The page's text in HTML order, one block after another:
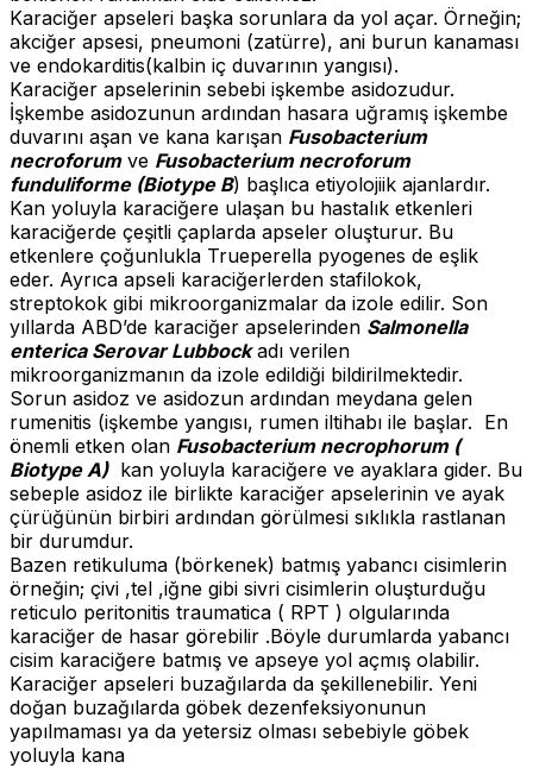
Karaciğer apseleri başka sorunlara da yol açar. Örneğin;
akciğer apsesi, pneumoni (zatürre), ani burun kanaması
ve endokarditis(kalbin iç duvarının yangısı).
Karaciğer apselerinin sebebi işkembe asidozudur.
İşkembe asidozunun ardından hasara uğramış işkembe
duvarını aşan ve kana karışan Fusobacterium
necroforumve Fusobacterium necroforum
funduliforme (Biotype B) başlıca etiyolojiik ajanlardır.
Kan yoluyla karaciğere ulaşan bu hastalık etkenleri
karaciğerde çeşitli çaplarda apseler oluşturur. Bu
etkenlere çoğunlukla Trueperella pyogenes de eşlik
eder. Ayrıca apseli karaciğerlerden stafilokok,
streptokok gibi mikroorganizmalar da izole edilir. Son
yıllarda ABD’de karaciğer apselerinden Salmonella
enterica Serovar Lubbockadı verilen
mikroorganizmanın da izole edildiği bildirilmektedir.
Sorun asidoz ve asidozun ardından meydana gelen
rumenitis (işkembe yangısı, rumen iltihabı ile başlar. En
önemli etken olan Fusobacterium necrophorum (
Biotype A)kan yoluyla karaciğere ve ayaklara gider. Bu
sebeple asidoz ile birlikte karaciğer apselerinin ve ayak
çürüğünün birbiri ardından görülmesi sıklıkla rastlanan
bir durumdur.
Bazen retikuluma (börkenek) batmış yabancı cisimlerin
örneğin; çivi ,tel ,iğne gibi sivri cisimlerin oluşturduğu
reticulo peritonitis traumatica ( RPT ) olgularında
karaciğer de hasar görebilir .Böyle durumlarda yabancı
cisim karaciğere batmış ve apseye yol açmış olabilir.
Karaciğer apseleri buzağılarda da şekillenebilir. Yeni
doğan buzağılarda göbek dezenfeksiyonunun
yapılmaması ya da yetersiz olması sebebiyle göbek
yoluyla kana